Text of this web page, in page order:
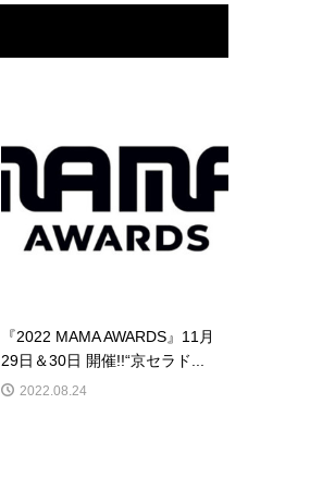
『2022 MAMA AWARDS』11月
29日＆30日 開催!!“京セラド...
2022.08.24